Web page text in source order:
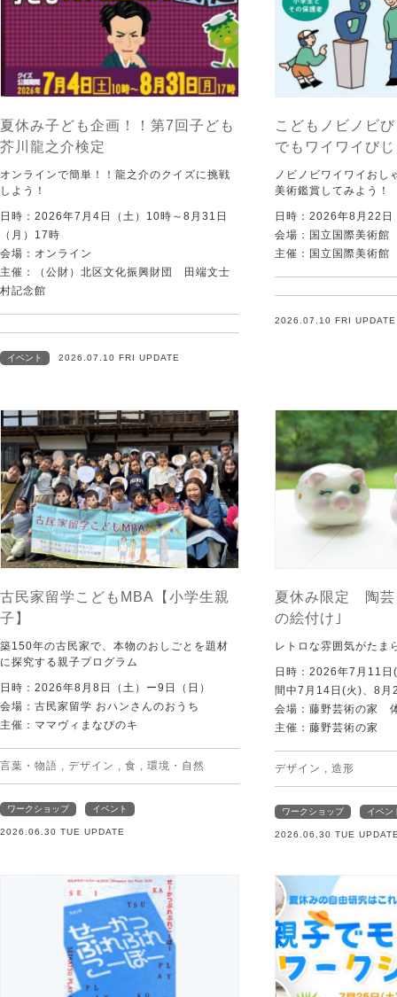
夏休み子ども企画！！第7回子ども
芥川龍之介検定
オンラインで簡単！！龍之介のクイズに挑戦
しよう！
日時：2026年7月4日（土）10時～8月31日
（月）17時
会場：オンライン
主催：（公財）北区文化振興財団 田端文士
村記念館
イベント 2026.07.10 FRI UPDATE
こどもノビノビ
でもワイワイび
ノビノビワイワイおし
美術鑑賞してみよう！
日時：2026年8月22日
会場：国立国際美術
主催：国立国際美術館
2026.07.10 FRI UPDATE
古民家留学こどもMBA【小学生親
子】
築150年の古民家で、本物のおしごとを題材
に探究する親子プログラム
日時：2026年8月8日（土）ー9日（日）
会場：古民家留学 おハンさんのおうち
主催：ママヴィまなびのキ
言葉・物語 , デザイン , 食 , 環境・自然
ワークショップ イベント
2026.06.30 TUE UPDATE
夏休み限定 陶芸
の絵付け｣
レトロな雰囲気がたま
日時：2026年7月11
間中7月14日(火)、8月
会場：藤野芸術の家
主催：藤野芸術の家
デザイン , 造形
ワークショップ イベン
2026.06.30 TUE